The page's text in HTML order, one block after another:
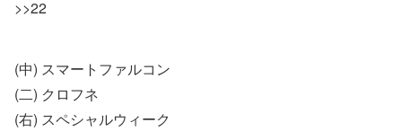
>>22
(中) スマートファルコン
(二) クロフネ
(右) スペシャルウィーク